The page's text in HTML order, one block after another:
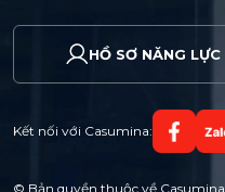
HỒ SƠ NĂNG LỰC
Kết nối với Casumina:
© Bản quyền thuộc về Casumina.